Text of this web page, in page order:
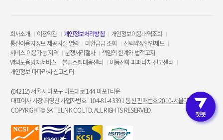
고객인증
회사소개 이용약관 개인정보처리방침
개인정보이용내역조회
통신이용자정보 제공사실 열람
미환급금 조회
선택약정할인제도
서비스 이용가능 지역
분쟁처리절차
책임의 한계와 법적고지
명의도용방지서비스
불법스팸대응센터
이동전화 파파라치 신고센터
개인정보 파파라치 신고센터
(04212) 서울시 마포구 마포대로 144 마포T타운
대표이사 사장 최영찬 사업자번호 : 104-81-43391통신 판매번호:2010-서울마포-3953
COPYRIGHT© SK TELINK CO.LTD. ALL RIGHTS RESERVED.